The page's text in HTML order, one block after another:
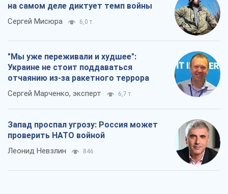
на самом деле диктует темп войны
Сергей Мисюра 6,0 т.
"Мы уже переживали и худшее":
Украине не стоит поддаваться
отчаянию из-за ракетного террора
Сергей Марченко, эксперт 6,7 т.
Запад проспал угрозу: Россия может
проверить НАТО войной
Леонид Невзлин 846